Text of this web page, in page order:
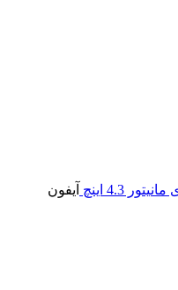
مانیتور 4.3 اینچ
آیفون